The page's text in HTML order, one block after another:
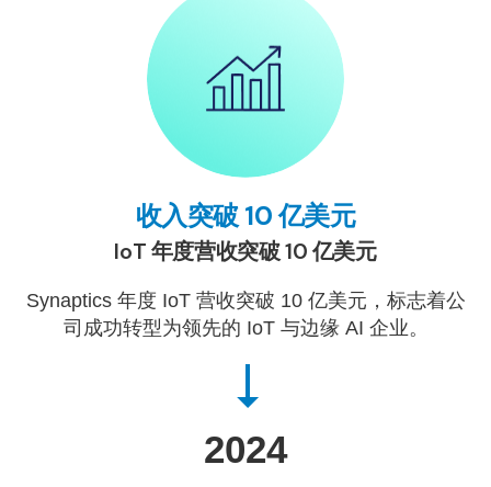
收入突破 10 亿美元
IoT 年度营收突破 10 亿美元
Synaptics 年度 IoT 营收突破 10 亿美元，标志着公
司成功转型为领先的 IoT 与边缘 AI 企业。
2024